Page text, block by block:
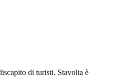
di turisti. Stavolta è